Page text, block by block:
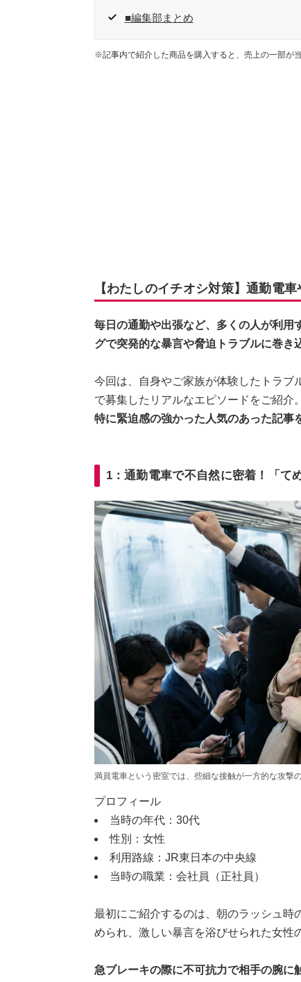
■編集部まとめ
※記事内で紹介した商品を購入すると、売上の一部が
【わたしのイチオシ対策】通勤電
毎日の通勤や出張など、多くの人が利用
グで突発的な暴言や脅迫トラブルに巻き
今回は、自身やご家族が体験したトラブ
で募集したリアルなエピソードをご紹介。
特に緊迫感の強かった人気のあった記事
1：通勤電車で不自然に密着！「て
満員電車という密室では、些細な接触が一方的な攻
プロフィール
当時の年代：30代
性別：女性
利用路線：JR東日本の中央線
当時の職業：会社員（正社員）
最初にご紹介するのは、朝のラッシュ時
められ、激しい暴言を浴びせられた女性
急ブレーキの際に不可抗力で相手の腕に